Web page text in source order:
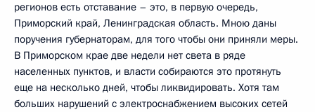
регионов есть отставание – это, в первую очередь,
Приморский край, Ленинградская область. Мною даны
поручения губернаторам, для того чтобы они приняли меры.
В Приморском крае две недели нет света в ряде
населенных пунктов, и власти собираются это протянуть
еще на несколько дней, чтобы ликвидировать. Хотя там
больших нарушений с электроснабжением высоких сетей